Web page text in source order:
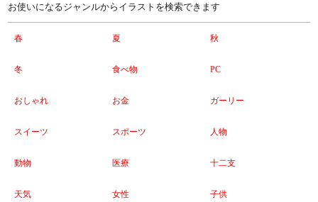
お使いになるジャンルからイラストを検索できます
春 夏 秋
冬 食べ物 PC
おしゃれ お金 ガーリー
スイーツ スポーツ 人物
動物 医療 十二支
天気 女性 子供